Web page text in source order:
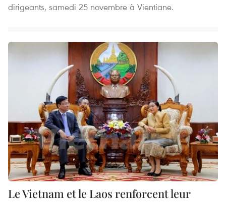
dirigeants, samedi 25 novembre à Vientiane.
Le Vietnam et le Laos renforcent leur